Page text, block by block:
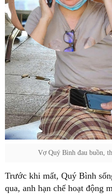
Vợ Quý Bình đau buồn,
Trước khi mất, Quý Bình
qua, anh hạn chế hoạt động